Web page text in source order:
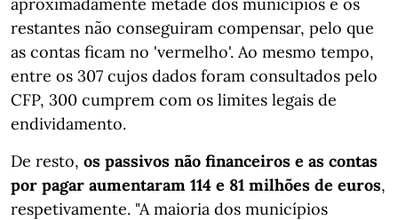
restantes não conseguiram compensar, pelo que
as contas ficam no 'vermelho'. Ao mesmo tempo,
entre os 307 cujos dados foram consultados pelo
CFP, 300 cumprem com os limites legais de
endividamento.
De resto, os passivos não financeiros e as contas
por pagar aumentaram 114 e 81 milhões de euros,
respetivamente. "A maioria dos municípios